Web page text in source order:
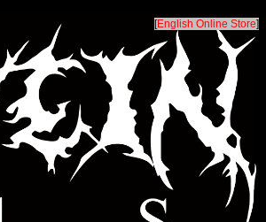
[English Online Store]